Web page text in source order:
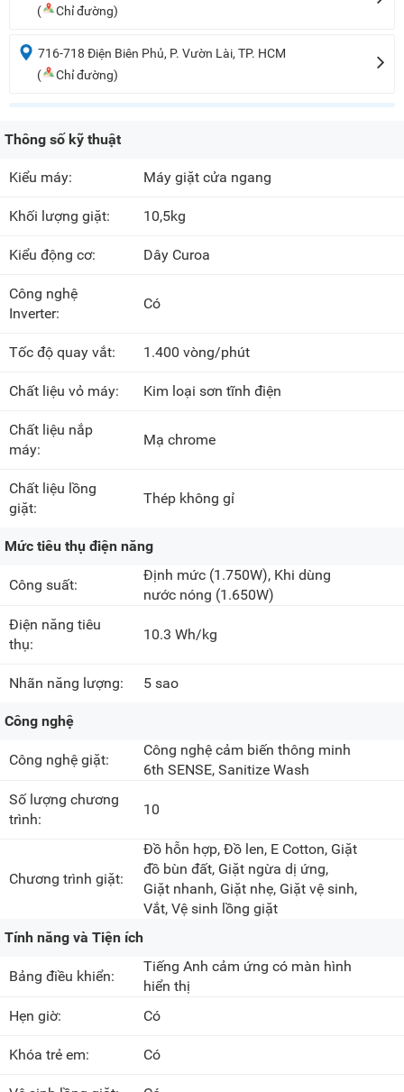
(
Chỉ đường)
716-718 Điện Biên Phủ, P. Vườn Lài, TP. HCM
(
Chỉ đường)
Thông số kỹ thuật
Kiểu máy: Máy giặt cửa ngang
Khối lượng giặt: 10,5kg
Kiểu động cơ: Dây Curoa
Công nghệ
Inverter:
Có
Tốc độ quay vắt: 1.400 vòng/phút
Chất liệu vỏ máy: Kim loại sơn tĩnh điện
Chất liệu nắp
máy:
Mạ chrome
Chất liệu lồng
giặt:
Thép không gỉ
Mức tiêu thụ điện năng
Công suất:
Định mức (1.750W), Khi dùng
nước nóng (1.650W)
Điện năng tiêu
thụ:
10.3 Wh/kg
Nhãn năng lượng: 5 sao
Công nghệ
Công nghệ giặt:
Công nghệ cảm biến thông minh
6th SENSE, Sanitize Wash
Số lượng chương
trình:
10
Chương trình giặt:
Đồ hỗn hợp, Đồ len, E Cotton, Giặt
đồ bùn đất, Giặt ngừa dị ứng,
Giặt nhanh, Giặt nhẹ, Giặt vệ sinh,
Vắt, Vệ sinh lồng giặt
Tính năng và Tiện ích
Bảng điều khiển:
Tiếng Anh cảm ứng có màn hình
hiển thị
Hẹn giờ:
Có
Khóa trẻ em: Có